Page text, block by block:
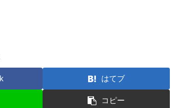
はてブ
コピー